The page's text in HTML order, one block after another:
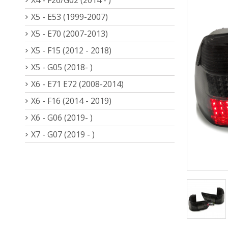
X5 - E53 (1999-2007)
X5 - E70 (2007-2013)
X5 - F15 (2012 - 2018)
X5 - G05 (2018- )
X6 - E71 E72 (2008-2014)
X6 - F16 (2014 - 2019)
X6 - G06 (2019- )
X7 - G07 (2019 - )